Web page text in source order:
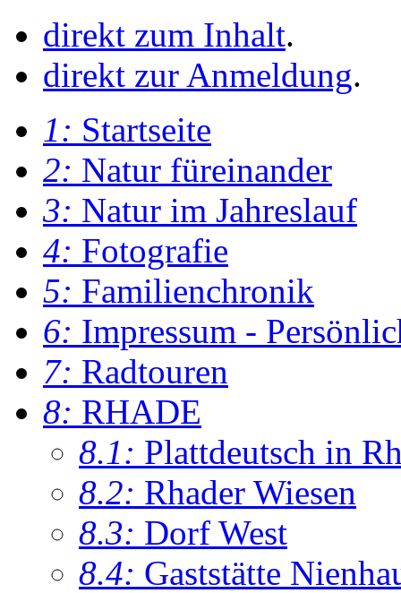
direkt zum Inhalt.
direkt zur Anmeldung.
1: Startseite
2: Natur füreinander
3: Natur im Jahreslauf
4: Fotografie
5: Familienchronik
6: Impressum -
7: Radtouren
8: RHADE
8.1: Plattdeutsch in
8.2: Rhader Wiesen
8.3: Dorf West
8.4: Gaststätte